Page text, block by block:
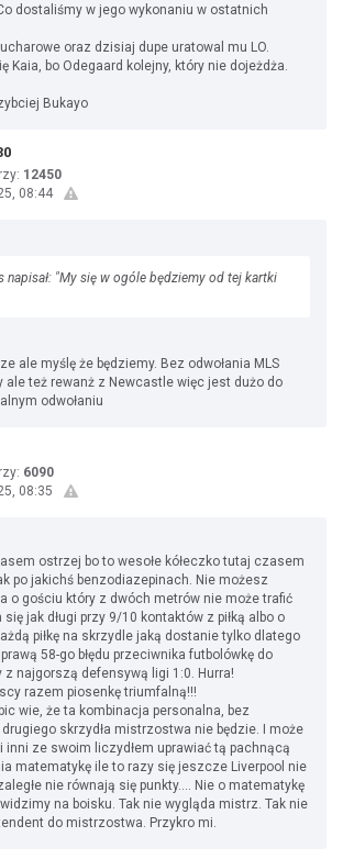
dostaliśmy w jego wykonaniu w ostatnich
oraz dzisiaj dupe uratowal mu LO.
Kaia, bo Odegaard kolejny, który nie dojeżdża.
Bukayo
12450
08:44
napisał: "My się w ogóle będziemy od tej kartki
ale myślę że będziemy. Bez odwołania MLS
ale też rewanż z Newcastle więc jest dużo do
odwołaniu
6090
08:35
ostrzej bo to wesołe kółeczko tutaj czasem
po jakichś benzodiazepinach. Nie możesz
o gościu który z dwóch metrów nie może trafić
się jak długi przy 9/10 kontaktów z piłką albo o
piłkę na skrzydle jaką dostanie tylko dlatego
58-go błędu przeciwnika futbolówkę do
z najgorszą defensywą ligi 1:0. Hurra!
razem piosenkę triumfalną!!!
wie, że ta kombinacja personalna, bez
skrzydła mistrzostwa nie będzie. I może
inni ze swoim liczydłem uprawiać tą pachnącą
matematykę ile to razy się jeszcze Liverpool nie
nie równają się punkty…. Nie o matematykę
na boisku. Tak nie wygląda mistrz. Tak nie
do mistrzostwa. Przykro mi.